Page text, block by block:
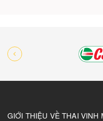
GIỚI THIỆU VỀ THAI VINH